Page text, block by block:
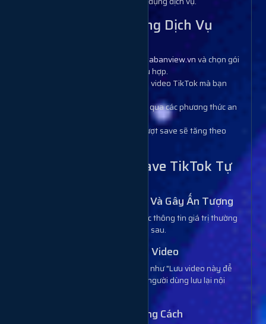
3. Quy Trình Sử Dụng Dịch Vụ
Muabanview.vnvà chọn gói
dịch vụ tăng save TikTok phù hợp.
Cung cấp đường dẫn video TikTok mà bạn
Hoàn tất thanh toán qua các phương thức an
Theo dõi kết quả – lượt save sẽ tăng theo
4. Bí Quyết Tăng Save TikTok Tự
4.1. Tạo Nội Dung Hữu Ích Và Gây Ấn Tượng
Nội dung hướng dẫn, mẹo vặt hoặc thông tin giá trị thường
khiến người dùng lưu lại để xem lại sau.
4.2. Thêm Lời Kêu Gọi Lưu Video
Sử dụng các lời kêu gọi hành động như "Lưu video này để
tham khảo sau!" để khuyến khích người dùng lưu lại nội
4.3. Sử Dụng Hashtag Đúng Cách